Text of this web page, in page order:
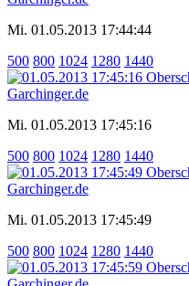
Mi. 01.05.2013 17:44:44
500 800 1024 1280 1440
Mi. 01.05.2013 17:45:16
500 800 1024 1280 1440
Mi. 01.05.2013 17:45:49
500 800 1024 1280 1440